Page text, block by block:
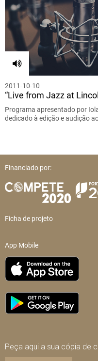
2011-10-10
“Live from Jazz at
Programa apresentado por
dedicado à edição e audição
Financiado por:
Ficha de projeto
App Mobile
Peça aqui a sua cópia de